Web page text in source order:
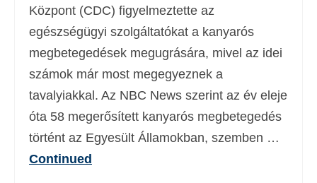
Központ (CDC) figyelmeztette az
egészségügyi szolgáltatókat a kanyarós
megbetegedések megugrására, mivel az idei
számok már most megegyeznek a
tavalyiakkal. Az NBC News szerint az év eleje
óta 58 megerősített kanyarós megbetegedés
történt az Egyesült Államokban, szemben …
Continued